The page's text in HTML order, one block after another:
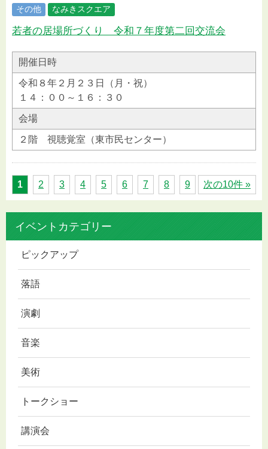
その他 なみきスクエア
若者の居場所づくり 令和７年度第二回交流会
開催日時
令和８年２月２３日（月・祝）
１４：００～１６：３０
会場
２階 視聴覚室（東市民センター）
1 2 3 4 5 6 7 8 9 次の10件 »
イベントカテゴリー
ピックアップ
落語
演劇
音楽
美術
トークショー
講演会